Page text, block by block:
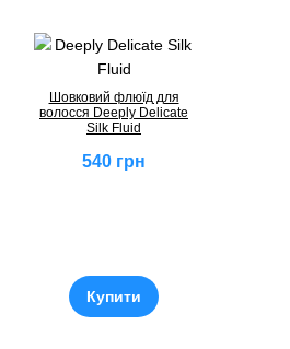
Шовковий флюїд для
волосся Deeply Delicate
Silk Fluid
540 грн
Купити